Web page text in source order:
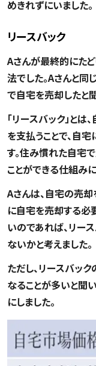
めきれずにいました。
リースバック
Aさんが最終的にたど
法でした。Aさんと同
で自宅を売却したと
「リースバック」と
を支払うことで、自
す。住み慣れた自宅
ことができる仕組みに
Aさんは、自宅の売
に自宅を売却する必
いのであれば、リー
ないかと考えました。
ただし、リースバッ
なることが多いと聞
にしました。